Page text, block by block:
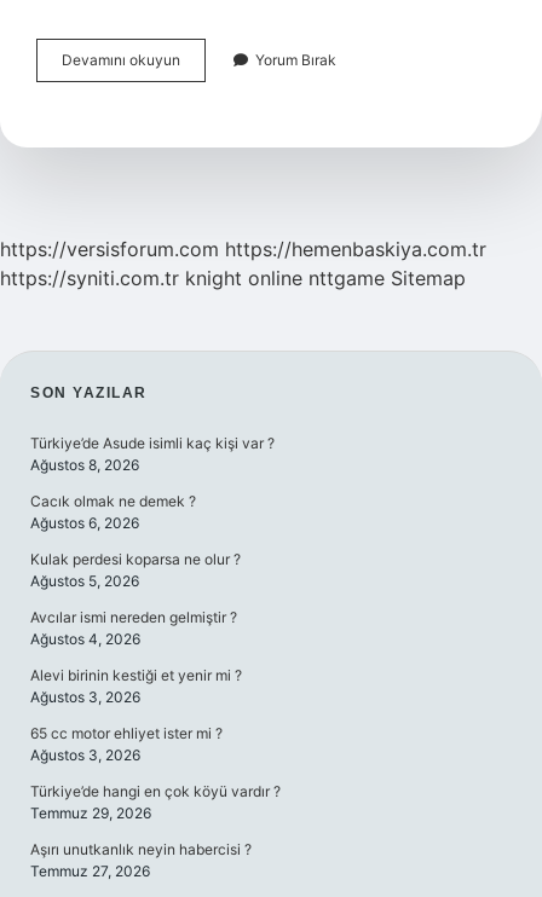
Devamını okuyun
Sınıf
Nedir
Yorum Bırak
https://versisforum.com https://hemenbaskiya.com.tr
https://syniti.com.tr knight online nttgame Sitemap
SIDEBAR
SON YAZILAR
Türkiye’de Asude isimli kaç kişi var ?
Ağustos 8, 2026
Cacık olmak ne demek ?
Ağustos 6, 2026
Kulak perdesi koparsa ne olur ?
Ağustos 5, 2026
Avcılar ismi nereden gelmiştir ?
Ağustos 4, 2026
Alevi birinin kestiği et yenir mi ?
Ağustos 3, 2026
65 cc motor ehliyet ister mi ?
Ağustos 3, 2026
Türkiye’de hangi en çok köyü vardır ?
Temmuz 29, 2026
Aşırı unutkanlık neyin habercisi ?
Temmuz 27, 2026